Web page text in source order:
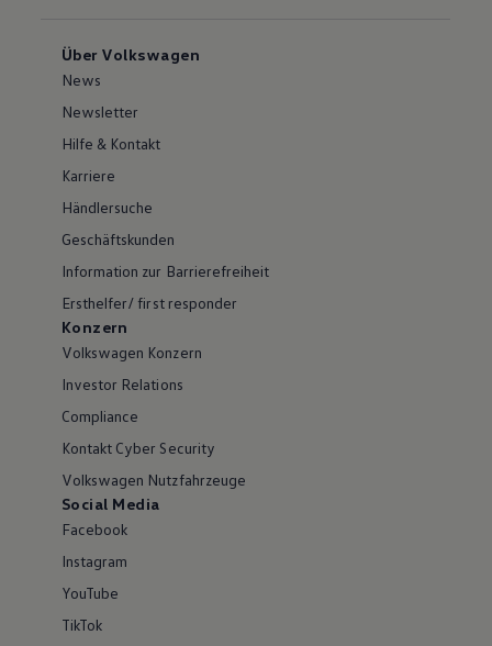
Über Volkswagen
News
Newsletter
Hilfe & Kontakt
Karriere
Händlersuche
Geschäftskunden
Information zur Barrierefreiheit
Ersthelfer/ first responder
Konzern
Volkswagen Konzern
Investor Relations
Compliance
Kontakt Cyber Security
Volkswagen Nutzfahrzeuge
Social Media
Facebook
Instagram
YouTube
TikTok